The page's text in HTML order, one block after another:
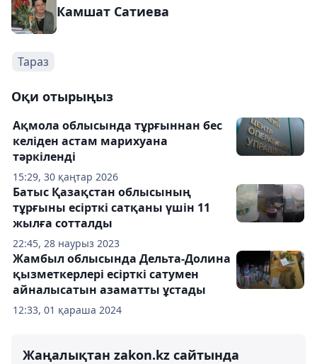
Камшат Сатиева
Тараз
Оқи отырыңыз
15:29, 30 қаңтар 2026
Ақмола облысында тұрғыннан бес
келіден астам марихуана
тәркіленді
22:45, 28 наурыз 2023
Батыс Қазақстан облысының
тұрғыны есірткі сатқаны үшін 11
жылға сотталды
12:33, 01 қараша 2024
Жамбыл облысында Дельта-Долина
қызметкерлері есірткі сатумен
айналысатын азаматты ұстады
Жаңалықтан zakon.kz сайтында